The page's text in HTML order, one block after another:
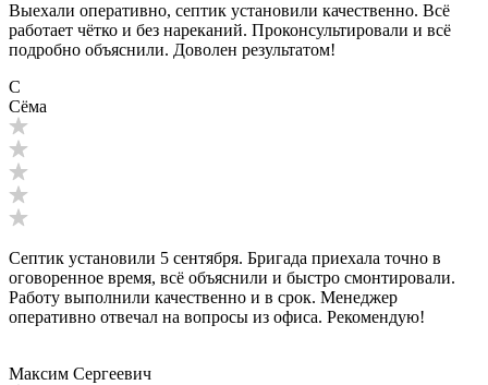
Выехали оперативно, септик установили качественно. Всё
работает чётко и без нареканий. Проконсультировали и всё
подробно объяснили. Доволен результатом!
С
Сёма
Септик установили 5 сентября. Бригада приехала точно в
оговоренное время, всё объяснили и быстро смонтировали.
Работу выполнили качественно и в срок. Менеджер
оперативно отвечал на вопросы из офиса. Рекомендую!
Максим Сергеевич